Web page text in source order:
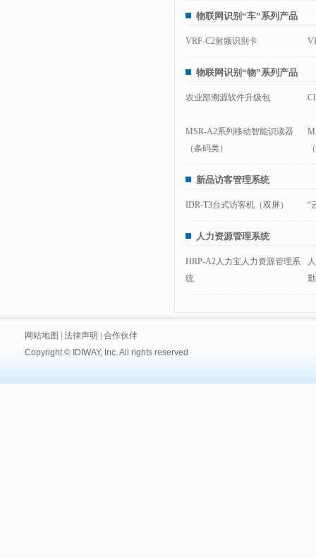
物联网识别“车”系列产品
VRF-C2射频识别卡
物联网识别“物”系列产品
农业部溯源软件升级包
MSR-A2系列移动智能识读器
（条码类）
新品访客管理系统
IDR-T3台式访客机（双屏） “
人力资源管理系统
HRP-A2人力宝人力资源管理系
统
网站地图 法律声明
合作伙伴
Copyright © IDIWAY, Inc. All rights reserved